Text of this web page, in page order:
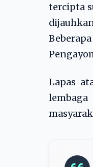
tercipta
Lapas